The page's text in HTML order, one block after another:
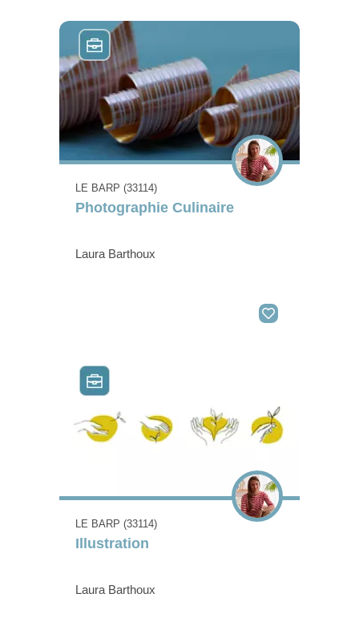
LE BARP (33114)
Photographie Culinaire
Laura Barthoux
LE BARP (33114)
Illustration
Laura Barthoux